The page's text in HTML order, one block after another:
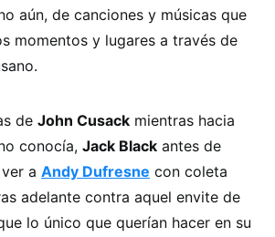
aún, de canciones y músicas que
momentos y lugares a través de
de John Cusack mientras hacia
conocía, Jack Black antes de
a Andy Dufresne con coleta
adelante contra aquel envite de
lo único que querían hacer en su